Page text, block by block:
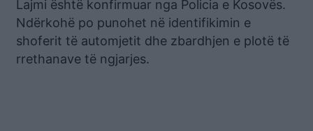
Lajmi është konfirmuar nga Policia e Kosovës.
Ndërkohë po punohet në identifikimin e
shoferit të automjetit dhe zbardhjen e plotë të
rrethanave të ngjarjes.